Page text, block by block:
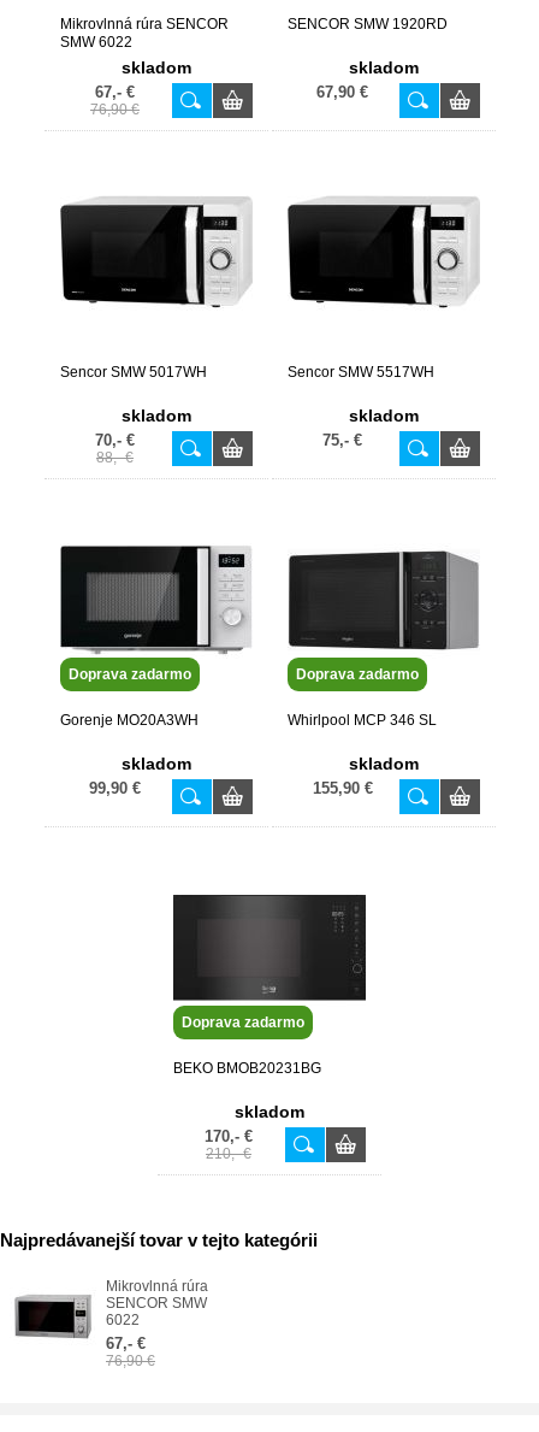
Mikrovlnná rúra SENCOR
SMW 6022
skladom
67,- €
76,90 €
SENCOR SMW 1920RD
skladom
67,90 €
Sencor SMW 5017WH
skladom
70,- €
88,- €
Sencor SMW 5517WH
skladom
75,- €
Doprava zadarmo
Gorenje MO20A3WH
skladom
99,90 €
Doprava zadarmo
Whirlpool MCP 346 SL
skladom
155,90 €
Doprava zadarmo
BEKO BMOB20231BG
skladom
170,- €
210,- €
Najpredávanejší tovar v tejto kategórii
Mikrovlnná rúra
SENCOR SMW
6022
67,- €
76,90 €